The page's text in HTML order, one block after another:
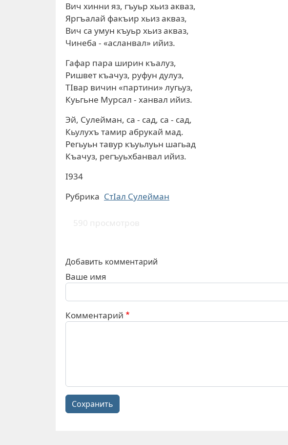
Вич хинни яз, гъуьр хьиз акваз,
Яргъалай факъир хьиз акваз,
Вич са умун къуьр хьиз акваз,
Чинеба - «асланвал» ийиз.
Гафар пара ширин къалуз,
Ришвет къачуз, руфун дулуз,
TIвap вичин «партини» лугьуз,
Куьгьне Мурсал - ханвал ийиз.
Эй, Сулейман, са - сад, са - сад,
Кьулухъ тамир абрукай мад.
Регьуьн тавур къуьлуьн шагьад
Къачуз, регъуьхбанвал ийиз.
I934
Рубрика СтIал Сулейман
590 просмотров
Добавить комментарий
Ваше имя
Комментарий
Сохранить